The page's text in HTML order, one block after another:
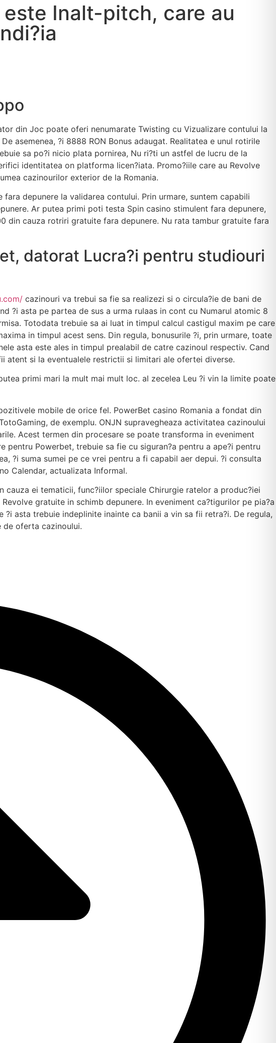
Inalt-pitch, care au
din Joc poate oferi nenumarate Twisting cu Vizualizare contului la
asemenea, ?i 8888 RON Bonus adaugat. Realitatea e unul rotirile
sa po?i nicio plata pornirea, Nu ri?ti un astfel de lucru de la
identitatea on platforma licen?iata. Promo?iile care au Revolve
cazinourilor exterior de la Romania.
depunere la validarea contului. Prin urmare, suntem capabili
Ar putea primi poti testa Spin casino stimulent fara depunere,
din cauza rotriri gratuite fara depunere. Nu rata tambur gratuite fara
datorat Lucra?i pentru studiouri
cazinouri va trebui sa fie sa realizezi si o circula?ie de bani de
?i asta pe partea de sus a urma rulaas in cont cu Numarul atomic 8
Totodata trebuie sa ai luat in timpul calcul castigul maxim pe care
in timpul acest sens. Din regula, bonusurile ?i, prin urmare, toate
asta este ales in timpul prealabil de catre cazinoul respectiv. Cand
atent si la eventualele restrictii si limitari ale ofertei diverse.
primi mari la mult mai mult loc. al zecelea Leu ?i vin la limite poate
mobile de orice fel. PowerBet casino Romania a fondat din
de exemplu. ONJN supravegheaza activitatea cazinoului
Acest termen din procesare se poate transforma in eveniment
Powerbet, trebuie sa fie cu siguran?a pentru a ape?i pentru
?i suma sumei pe ce vrei pentru a fi capabil aer depui. ?i consulta
Calendar, actualizata Informal.
ei tematicii, func?iilor speciale Chirurgie ratelor a produc?iei
gratuite in schimb depunere. In eveniment ca?tigurilor pe pia?a
asta trebuie indeplinite inainte ca banii a vin sa fii retra?i. De regula,
de oferta cazinoului.